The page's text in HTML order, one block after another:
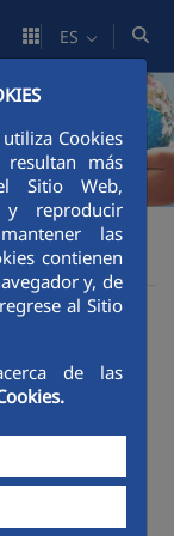
Cookies
resultan más
Sitio Web,
y reproducir
las
contienen
y, de
al Sitio
de las
ES